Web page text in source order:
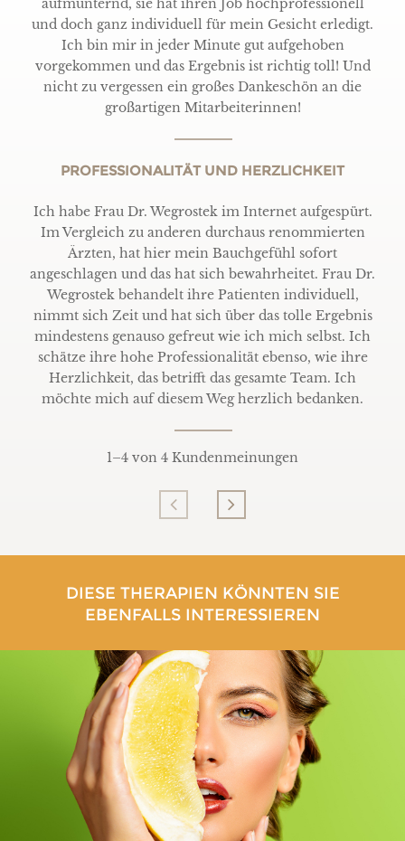
und doch ganz individuell für mein Gesicht erledigt.
Ich bin mir in jeder Minute gut aufgehoben
vorgekommen und das Ergebnis ist richtig toll! Und
nicht zu vergessen ein großes Dankeschön an die
großartigen Mitarbeiterinnen!
PROFESSIONALITÄT UND HERZLICHKEIT
Ich habe Frau Dr. Wegrostek im Internet aufgespürt.
Im Vergleich zu anderen durchaus renommierten
Ärzten, hat hier mein Bauchgefühl sofort
angeschlagen und das hat sich bewahrheitet. Frau Dr.
Wegrostek behandelt ihre Patienten individuell,
nimmt sich Zeit und hat sich über das tolle Ergebnis
mindestens genauso gefreut wie ich mich selbst. Ich
schätze ihre hohe Professionalität ebenso, wie ihre
Herzlichkeit, das betrifft das gesamte Team. Ich
möchte mich auf diesem Weg herzlich bedanken.
1–4 von 4 Kundenmeinungen
DIESE THERAPIEN KÖNNTEN SIE
EBENFALLS INTERESSIEREN